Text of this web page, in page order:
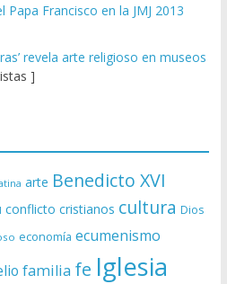
Francisco en la JMJ 2013
revela arte religioso en museos
]
arte Benedicto XVI
conflicto cristianos cultura Dios
economía ecumenismo
familia fe Iglesia